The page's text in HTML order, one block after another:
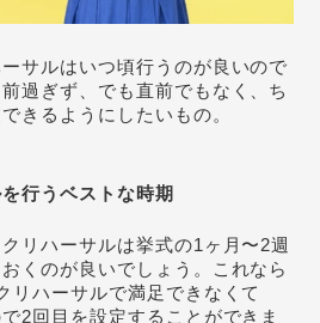
サルはいつ頃行うのが良いので
過ぎず、でも直前でもなく、ち
きるようにしたいもの。
行うベストな時期
リハーサルは挙式の1ヶ月〜2週
くのが良いでしょう。これなら
リハーサルで満足できなくて
2回目を設定することができま